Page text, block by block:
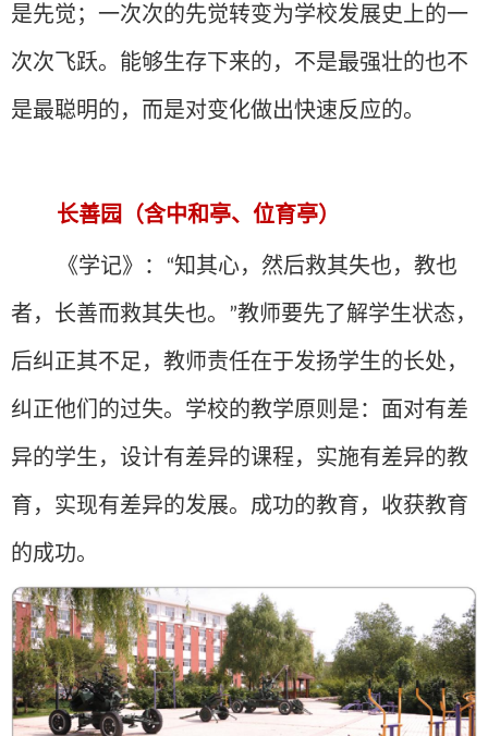
是先觉；一次次的先觉转变为学校发展史上的一
次次飞跃。能够生存下来的，不是最强壮的也不
是最聪明的，而是对变化做出快速反应的。
长善园（含中和亭、位育亭）
《学记》： “知其心，然后救其失也，教也
者，长善而救其失也。 ”教师要先了解学生状态，
后纠正其不足，教师责任在于发扬学生的长处，
纠正他们的过失。学校的教学原则是：面对有差
异的学生，设计有差异的课程，实施有差异的教
育，实现有差异的发展。成功的教育，收获教育
的成功。